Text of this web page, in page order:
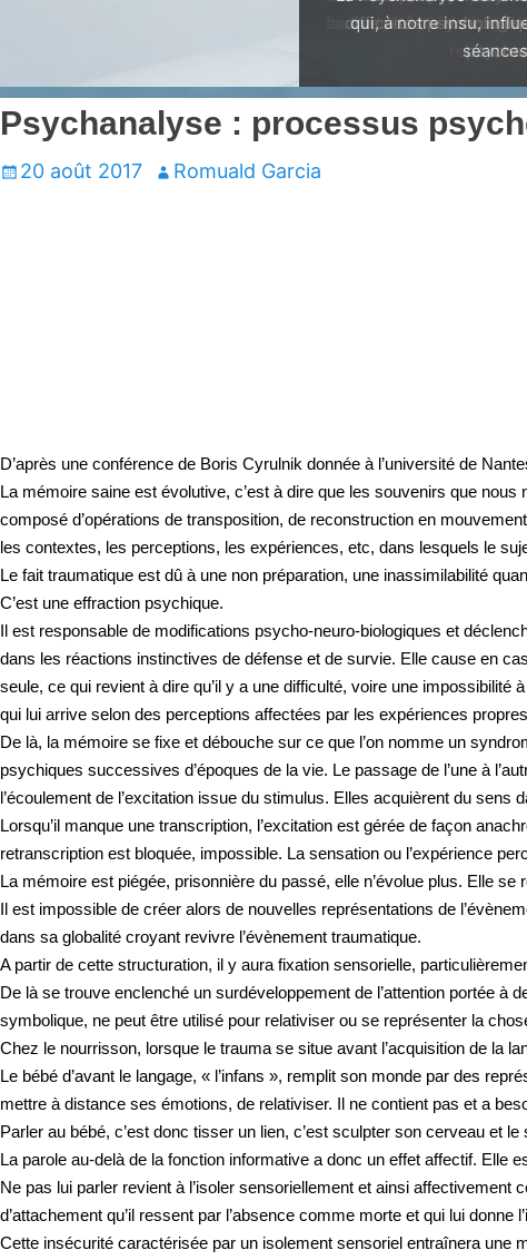
qui, à notre insu,
Psychanalyse : processus
Écrit20 août 2017 Auteur
Romuald Garcia
D’après une conférence de Boris Cyrulnik donnée à l’université de
La mémoire saine est évolutive, c’est à dire que les souvenirs que
composé d’opérations de transposition, de reconstruction en
les contextes, les perceptions, les expériences, etc, dans lesquels le
Le fait traumatique est dû à une non préparation, une inassimilabilité
C’est une effraction psychique.
Il est responsable de modifications psycho-neuro-biologiques et
dans les réactions instinctives de défense et de survie. Elle cause en
seule, ce qui revient à dire qu’il y a une difficulté, voire une
qui lui arrive selon des perceptions affectées par les expériences propres
De là, la mémoire se fixe et débouche sur ce que l’on nomme un
psychiques successives d’époques de la vie. Le passage de l’une à
l’écoulement de l’excitation issue du stimulus. Elles acquièrent du
Lorsqu’il manque une transcription, l’excitation est gérée de façon
retranscription est bloquée, impossible. La sensation ou l’expérience
La mémoire est piégée, prisonnière du passé, elle n’évolue plus. Elle
Il est impossible de créer alors de nouvelles représentations de
dans sa globalité croyant revivre l’évènement traumatique.
A partir de cette structuration, il y aura fixation sensorielle,
De là se trouve enclenché un surdéveloppement de l’attention portée à
symbolique, ne peut être utilisé pour relativiser ou se représenter la
Chez le nourrisson, lorsque le trauma se situe avant l’acquisition de la
Le bébé d’avant le langage, « l’infans », remplit son monde par des
mettre à distance ses émotions, de relativiser. Il ne contient pas et a
Parler au bébé, c’est donc tisser un lien, c’est sculpter son cerveau et
La parole au-delà de la fonction informative a donc un effet affectif. Elle
Ne pas lui parler revient à l’isoler sensoriellement et ainsi
d’attachement qu’il ressent par l’absence comme morte et qui lui
Cette insécurité caractérisée par un isolement sensoriel entraînera une